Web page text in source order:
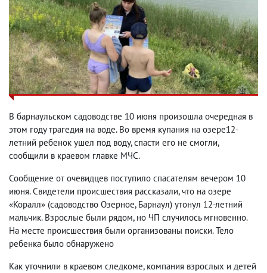
В барнаульском садоводстве 10 июня произошла очередная в
этом году трагедия на воде. Во время купания на озере12-
летний ребенок ушел под воду, спасти его не смогли,
сообщили в краевом главке МЧС.
Сообщение от очевидцев поступило спасателям вечером 10
июня. Свидетели происшествия рассказали, что на озере
«Коралл» (садоводство Озерное, Барнаул) утонул 12-летний
мальчик. Взрослые были рядом, но ЧП случилось мгновенно.
На месте происшествия были организованы поиски. Тело
ребенка было обнаружено
Как уточнили в краевом следкоме, компания взрослых и детей